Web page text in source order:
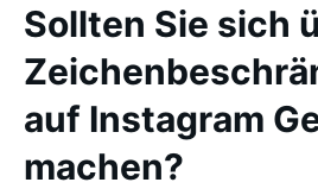
Sollten Sie sich
auf Instagram
machen?